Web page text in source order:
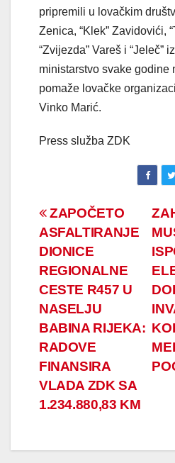
pripremili u lovačkim
Zenica, “Klek” Zavidovići,
“Zvijezda” Vareš i “Jeleč”
ministarstvo svake godine
pomaže lovačke
Vinko Marić.
Press služba ZDK
Navigacija
članaka
ZAPOČETO
ASFALTIRANJE
DIONICE
REGIONALNE
CESTE R457 U
NASELJU
BABINA RIJEKA:
RADOVE
FINANSIRA
VLADA ZDK SA
1.234.880,83 KM